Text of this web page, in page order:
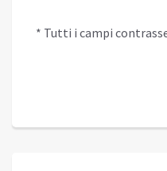
* Tutti i campi